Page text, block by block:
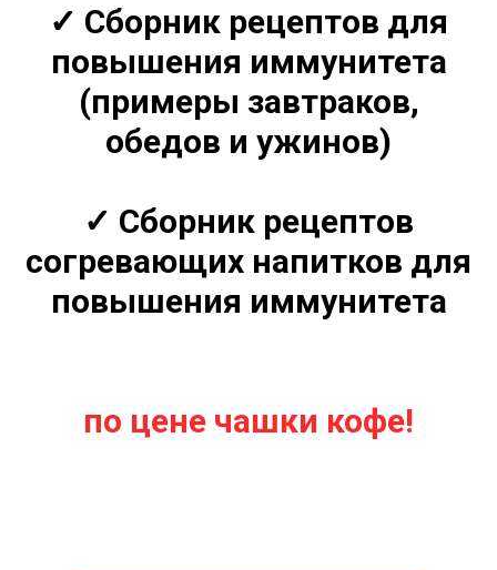
✓ Сборник рецептов для
повышения иммунитета
(примеры завтраков,
обедов и ужинов)
✓ Сборник рецептов
согревающих напитков для
повышения иммунитета
по цене чашки кофе!